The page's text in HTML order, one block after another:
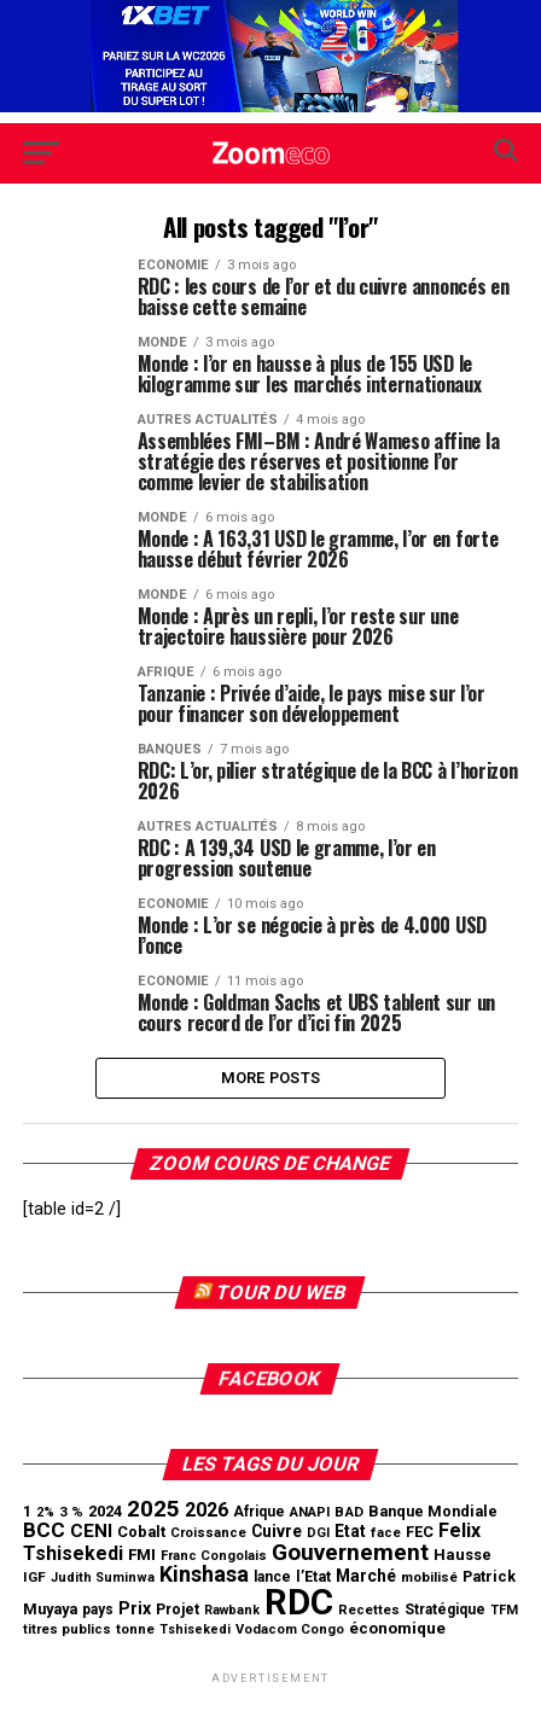
All posts tagged "l’or"
ECONOMIE 3 mois ago
RDC : les cours de l’or et du cuivre annoncés en
baisse cette semaine
MONDE 3 mois ago
Monde : l’or en hausse à plus de 155 USD le
kilogramme sur les marchés internationaux
AUTRES ACTUALITÉS 4 mois ago
Assemblées FMI–BM : André Wameso affine la
stratégie des réserves et positionne l’or
comme levier de stabilisation
MONDE 6 mois ago
Monde : A 163,31 USD le gramme, l’or en forte
hausse début février 2026
MONDE 6 mois ago
Monde : Après un repli, l’or reste sur une
trajectoire haussière pour 2026
AFRIQUE 6 mois ago
Tanzanie : Privée d’aide, le pays mise sur l’or
pour financer son développement
BANQUES 7 mois ago
RDC: L’or, pilier stratégique de la BCC à l’horizon
2026
AUTRES ACTUALITÉS 8 mois ago
RDC : A 139,34 USD le gramme, l’or en
progression soutenue
ECONOMIE 10 mois ago
Monde : L’or se négocie à près de 4.000 USD
l’once
ECONOMIE 11 mois ago
Monde : Goldman Sachs et UBS tablent sur un
cours record de l’or d’ici fin 2025
MORE POSTS
ZOOM COURS DE CHANGE
[table id=2 /]
TOUR DU WEB
FACEBOOK
LES TAGS DU JOUR
1 2% 3 % 2024 2025 2026 Afrique ANAPI BAD Banque Mondiale
BCC CENI Cobalt Croissance Cuivre DGI Etat face FEC Felix
Tshisekedi FMI Franc Congolais Gouvernement Hausse
IGF Judith Suminwa Kinshasa lance l’Etat Marché mobilisé Patrick
Muyaya pays Prix Projet Rawbank RDC Recettes Stratégique TFM
titres publics tonne Tshisekedi Vodacom Congo économique
ADVERTISEMENT